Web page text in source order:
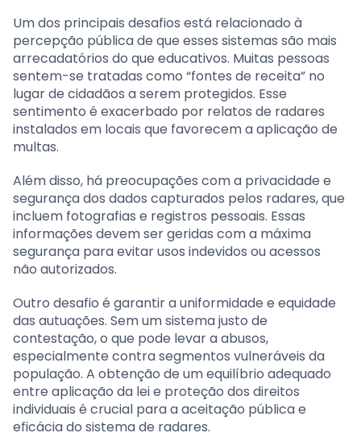
Um dos principais desafios está relacionado à
percepção pública de que esses sistemas são mais
arrecadatórios do que educativos. Muitas pessoas
sentem-se tratadas como “fontes de receita” no
lugar de cidadãos a serem protegidos. Esse
sentimento é exacerbado por relatos de radares
instalados em locais que favorecem a aplicação de
multas.
Além disso, há preocupações com a privacidade e
segurança dos dados capturados pelos radares, que
incluem fotografias e registros pessoais. Essas
informações devem ser geridas com a máxima
segurança para evitar usos indevidos ou acessos
não autorizados.
Outro desafio é garantir a uniformidade e equidade
das autuações. Sem um sistema justo de
contestação, o que pode levar a abusos,
especialmente contra segmentos vulneráveis da
população. A obtenção de um equilíbrio adequado
entre aplicação da lei e proteção dos direitos
individuais é crucial para a aceitação pública e
eficácia do sistema de radares.